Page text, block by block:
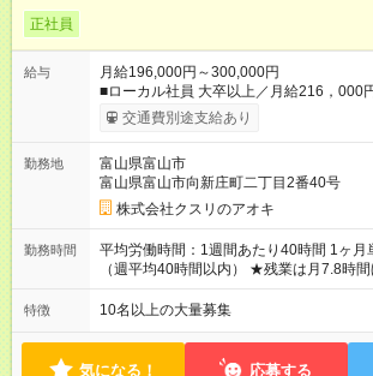
正社員
給与
月給196,000円～300,000円
■ローカル社員 大卒以上／月給216，000
以上／月給196，000円～300，000円 ★エリア手当（石川県、
富山県、福井県、岐阜県、群馬県、茨城
録販売者資格保持者への月1万円支給を含
にも同額を支給） ※ただし、短時間勤務
規定に従い額が変動 ＝＝＝＝＝＝＝＝＝＝＝＝＝＝ ★職務給制
度で実力次第で収入アップ！ 職務内容に
れ、昇格試験なく役職に就いた時点で年
約4割の社員が入社3年目で店長に就いて
＝＝＝ 【試用期間】試用期間なし
交通費別途支給あり
勤務地
富山県富山市
富山県富山市向新庄町二丁目2番40号
株式会社クスリのアオキ
勤務時間
平均労働時間：1週間あたり40時間 1ヶ月
（週平均40時間以内） ★残業は月7.8時
＜店舗の基本営業時間＞ 9時～22時 ※勤
なります。 ＜シフト例＞ 早番：8時00分～17時00分 中番：11
1ヶ月単位の変形労働時間制（週平均40
7.8時間ほど（2025年実績） ＜店舗の基本営業時間＞ 9時～22
特徴 10名以上の大量募集
気になる！ 応募する